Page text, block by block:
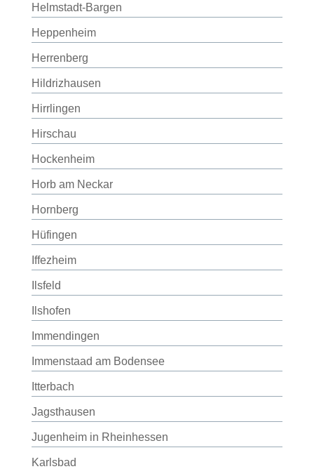
Helmstadt-Bargen
Heppenheim
Herrenberg
Hildrizhausen
Hirrlingen
Hirschau
Hockenheim
Horb am Neckar
Hornberg
Hüfingen
Iffezheim
Ilsfeld
Ilshofen
Immendingen
Immenstaad am Bodensee
Itterbach
Jagsthausen
Jugenheim in Rheinhessen
Karlsbad